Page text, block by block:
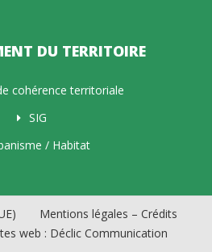
DU TERRITOIRE
cohérence territoriale
SIG
/ Habitat
Mentions légales – Crédits
web : Déclic Communication